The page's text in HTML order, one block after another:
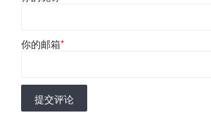
你的邮箱*
提交评论